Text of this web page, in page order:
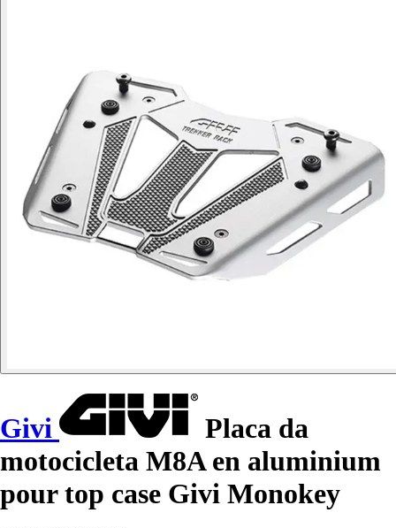
Givi
Placa da
motocicleta M8A en aluminium
pour top case Givi Monokey